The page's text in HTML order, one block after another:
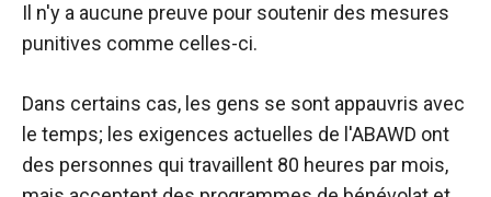
Il n'y a aucune preuve pour soutenir des mesures
punitives comme celles-ci.
Dans certains cas, les gens se sont appauvris avec
le temps; les exigences actuelles de l'ABAWD ont
des personnes qui travaillent 80 heures par mois,